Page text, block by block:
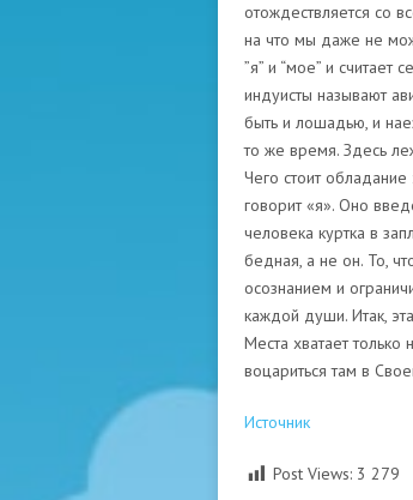
отождествляется со
на что мы даже не
”я” и “мое” и считает
индуисты называют
быть и лошадью, и
то же время. Здесь
Чего стоит
говорит «я». Оно
человека куртка в
бедная, а не он. То,
осознанием и
каждой души. Итак,
Места хватает
воцариться там в
Источник
Post Views: 3 279